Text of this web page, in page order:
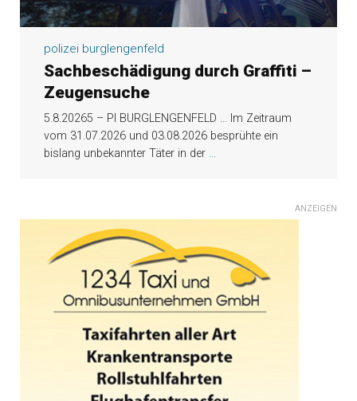
polizei burglengenfeld
Sachbeschädigung durch Graffiti –
Zeugensuche
5.8.20265 – PI BURGLENGENFELD … Im Zeitraum
vom 31.07.2026 und 03.08.2026 besprühte ein
bislang unbekannter Täter in der ...
ANZEIGEN